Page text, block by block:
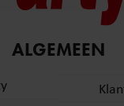
te
gebruik van onze site
media, adverteren
ze heeft verstrekt of
ALGEMEEN